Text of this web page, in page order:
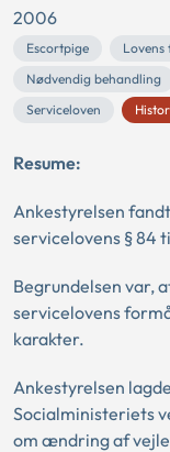
2006
Escortpige Lovens
Nødvendig behandling
Serviceloven
Resume:
Ankestyrelsen
servicelovens § 84
Begrundelsen var,
servicelovens
karakter.
Ankestyrelsen
Socialministeriets
om ændring af